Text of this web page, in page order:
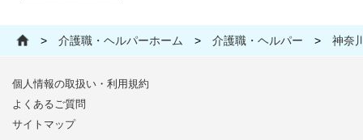
> 介護職・ヘルパーホーム > 介護職・ヘルパー > 神奈
個人情報の取扱い・利用規約
よくあるご質問
サイトマップ